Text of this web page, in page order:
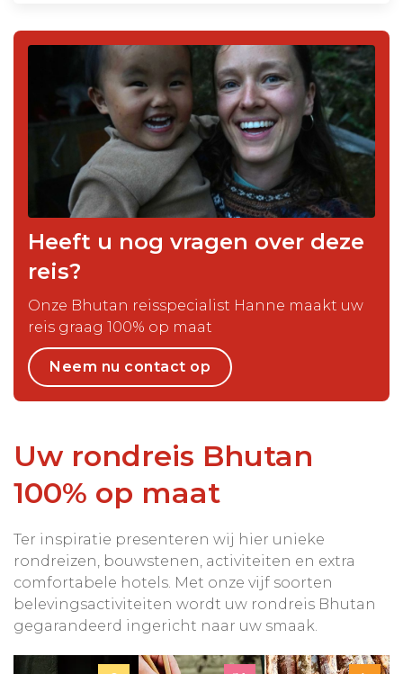
Heeft u nog vragen over deze
reis?
Onze Bhutan reisspecialist Hanne maakt uw
reis graag 100% op maat
Neem nu contact op
Uw rondreis Bhutan
100% op maat
Ter inspiratie presenteren wij hier unieke
rondreizen, bouwstenen, activiteiten en extra
comfortabele hotels. Met onze vijf soorten
belevingsactiviteiten wordt uw rondreis Bhutan
gegarandeerd ingericht naar uw smaak.